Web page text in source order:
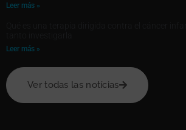
Leer más »
Leer más »
Ver todas las notícias